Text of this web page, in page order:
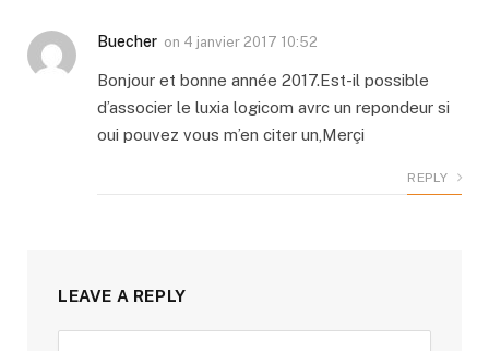
Buecher on 4 janvier 2017 10:52
Bonjour et bonne année 2017.Est-il possible
d’associer le luxia logicom avrc un repondeur si
oui pouvez vous m’en citer un,Merçi
REPLY
LEAVE A REPLY